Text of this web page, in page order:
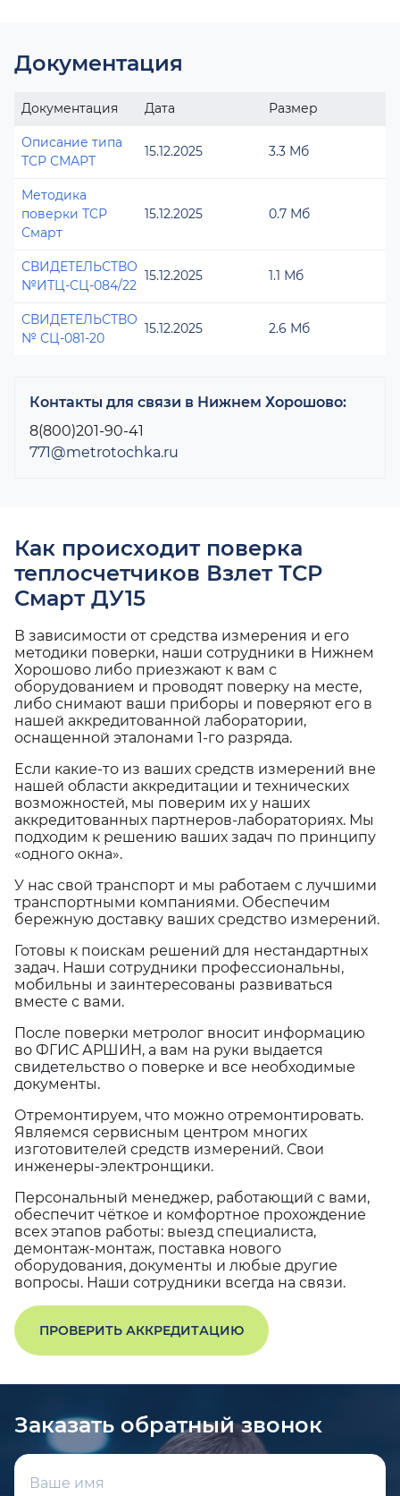
Документация
Документация Дата Размер
Описание типа
ТСР СМАРТ
15.12.2025 3.3 Мб
Методика
поверки ТСР
Смарт
15.12.2025 0.7 Мб
СВИДЕТЕЛЬСТВО
№ИТЦ-СЦ-084/22
15.12.2025 1.1 Мб
СВИДЕТЕЛЬСТВО
№ СЦ-081-20
15.12.2025 2.6 Мб
Контакты для связи в Нижнем Хорошово:
8(800)201-90-41
771@metrotochka.ru
Как происходит поверка
теплосчетчиков Взлет ТСР
Смарт ДУ15
В зависимости от средства измерения и его
методики поверки, наши сотрудники в Нижнем
Хорошово либо приезжают к вам с
оборудованием и проводят поверку на месте,
либо снимают ваши приборы и поверяют его в
нашей аккредитованной лаборатории,
оснащенной эталонами 1-го разряда.
Если какие-то из ваших средств измерений вне
нашей области аккредитации и технических
возможностей, мы поверим их у наших
аккредитованных партнеров-лабораториях. Мы
подходим к решению ваших задач по принципу
«одного окна».
У нас свой транспорт и мы работаем с лучшими
транспортными компаниями. Обеспечим
бережную доставку ваших средство измерений.
Готовы к поискам решений для нестандартных
задач. Наши сотрудники профессиональны,
мобильны и заинтересованы развиваться
вместе с вами.
После поверки метролог вносит информацию
во ФГИС АРШИН, а вам на руки выдается
свидетельство о поверке и все необходимые
документы.
Отремонтируем, что можно отремонтировать.
Являемся сервисным центром многих
изготовителей средств измерений. Свои
инженеры-электронщики.
Персональный менеджер, работающий с вами,
обеспечит чёткое и комфортное прохождение
всех этапов работы: выезд специалиста,
демонтаж-монтаж, поставка нового
оборудования, документы и любые другие
вопросы. Наши сотрудники всегда на связи.
ПРОВЕРИТЬ АККРЕДИТАЦИЮ
Заказать обратный звонок